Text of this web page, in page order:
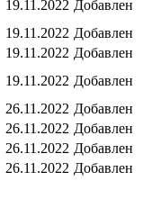
19.11.2022 Добавлен
19.11.2022 Добавлен
19.11.2022 Добавлен
19.11.2022 Добавлен
26.11.2022 Добавлен
26.11.2022 Добавлен
26.11.2022 Добавлен
26.11.2022 Добавлен